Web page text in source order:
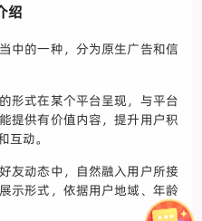
绍
中的一种，分为原生广告和信
形式在某个平台呈现，与平台
提供有价值内容，提升用户积
动。
友动态中，自然融入用户所接
示形式，依据用户地域、年龄